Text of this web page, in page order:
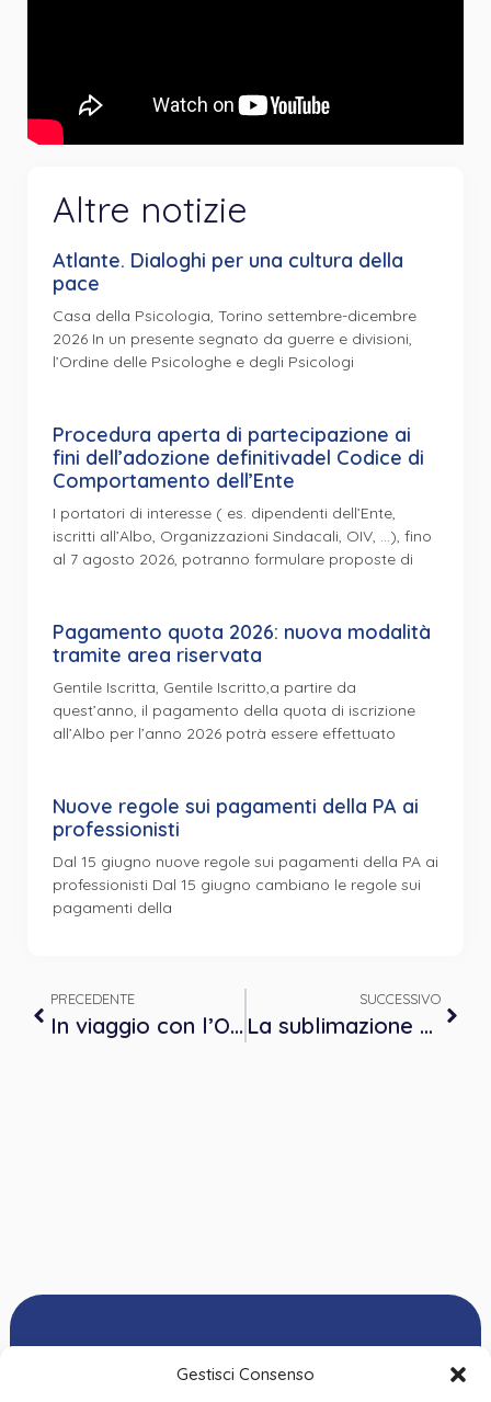
Gestisci Consenso
Altre notizie
Atlante. Dialoghi per una cultura della
pace
Casa della Psicologia, Torino settembre-dicembre
2026 In un presente segnato da guerre e divisioni,
l’Ordine delle Psicologhe e degli Psicologi
Procedura aperta di partecipazione ai
fini dell’adozione definitivadel Codice di
Comportamento dell’Ente
I portatori di interesse ( es. dipendenti dell’Ente,
iscritti all’Albo, Organizzazioni Sindacali, OIV, …), fino
al 7 agosto 2026, potranno formulare proposte di
Pagamento quota 2026: nuova modalità
tramite area riservata
Gentile Iscritta, Gentile Iscritto,a partire da
quest’anno, il pagamento della quota di iscrizione
all’Albo per l’anno 2026 potrà essere effettuato
Nuove regole sui pagamenti della PA ai
professionisti
Dal 15 giugno nuove regole sui pagamenti della PA ai
professionisti Dal 15 giugno cambiano le regole sui
pagamenti della
PRECEDENTE
In viaggio con l’Oca nelle relazioni di aiuto
SUCCESSIVO
La sublimazione come elaborazione creativa del lutto